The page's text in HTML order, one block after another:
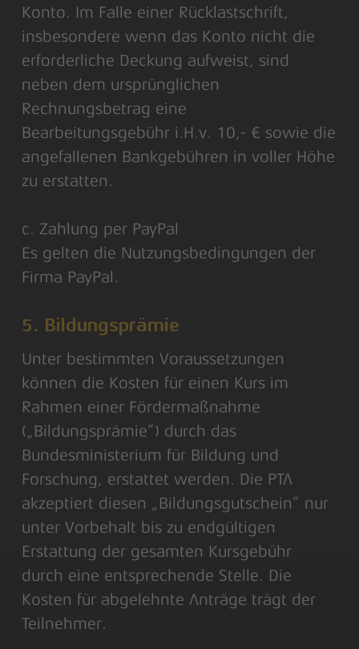
Konto. Im Falle einer Rücklastschrift,
insbesondere wenn das Konto nicht die
erforderliche Deckung aufweist, sind
neben dem ursprünglichen
Rechnungsbetrag eine
Bearbeitungsgebühr i.H.v. 10,- € sowie die
angefallenen Bankgebühren in voller Höhe
zu erstatten.
c. Zahlung per PayPal
Es gelten die Nutzungsbedingungen der
Firma PayPal.
5. Bildungsprämie
Unter bestimmten Voraussetzungen
können die Kosten für einen Kurs im
Rahmen einer Fördermaßnahme
(„Bildungsprämie“) durch das
Bundesministerium für Bildung und
Forschung, erstattet werden. Die PTA
akzeptiert diesen „Bildungsgutschein“ nur
unter Vorbehalt bis zu endgültigen
Erstattung der gesamten Kursgebühr
durch eine entsprechende Stelle. Die
Kosten für abgelehnte Anträge trägt der
Teilnehmer.